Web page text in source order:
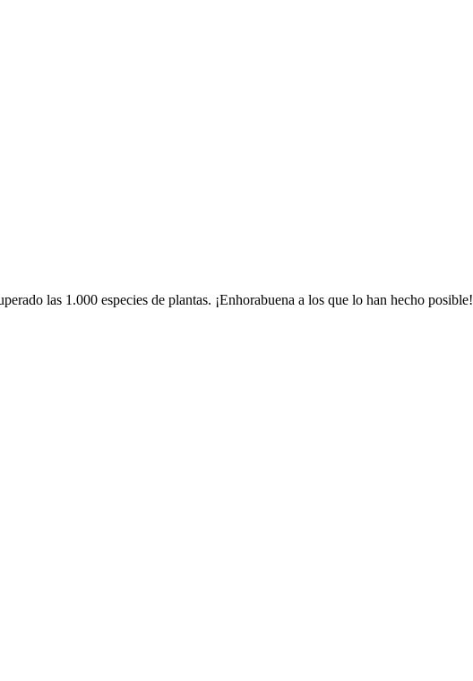
las 1.000 especies de plantas. ¡Enhorabuena a los que lo han hecho posible!